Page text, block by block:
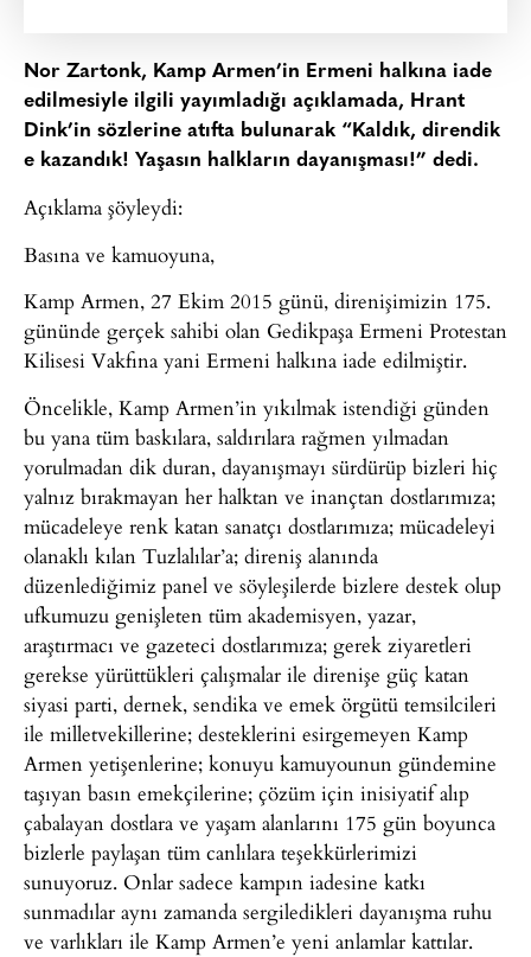
Nor Zartonk, Kamp Armen’in Ermeni halkına iade
edilmesiyle ilgili yayımladığı açıklamada, Hrant
Dink’in sözlerine atıfta bulunarak “Kaldık, direndik
e kazandık! Yaşasın halkların dayanışması!” dedi.
Açıklama şöyleydi:
Basına ve kamuoyuna,
Kamp Armen, 27 Ekim 2015 günü, direnişimizin 175.
gününde gerçek sahibi olan Gedikpaşa Ermeni Protestan
Kilisesi Vakfına yani Ermeni halkına iade edilmiştir.
Öncelikle, Kamp Armen’in yıkılmak istendiği günden
bu yana tüm baskılara, saldırılara rağmen yılmadan
yorulmadan dik duran, dayanışmayı sürdürüp bizleri hiç
yalnız bırakmayan her halktan ve inançtan dostlarımıza;
mücadeleye renk katan sanatçı dostlarımıza; mücadeleyi
olanaklı kılan Tuzlalılar’a; direniş alanında
düzenlediğimiz panel ve söyleşilerde bizlere destek olup
ufkumuzu genişleten tüm akademisyen, yazar,
araştırmacı ve gazeteci dostlarımıza; gerek ziyaretleri
gerekse yürüttükleri çalışmalar ile direnişe güç katan
siyasi parti, dernek, sendika ve emek örgütü temsilcileri
ile milletvekillerine; desteklerini esirgemeyen Kamp
Armen yetişenlerine; konuyu kamuyounun gündemine
taşıyan basın emekçilerine; çözüm için inisiyatif alıp
çabalayan dostlara ve yaşam alanlarını 175 gün boyunca
bizlerle paylaşan tüm canlılara teşekkürlerimizi
sunuyoruz. Onlar sadece kampın iadesine katkı
sunmadılar aynı zamanda sergiledikleri dayanışma ruhu
ve varlıkları ile Kamp Armen’e yeni anlamlar kattılar.